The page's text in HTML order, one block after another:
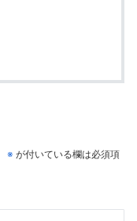
※ が付いている欄は必須項